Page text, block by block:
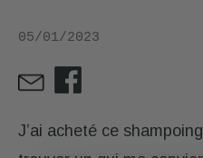
05/01/2023
J’ai acheté ce
D'ESSAI
⭐